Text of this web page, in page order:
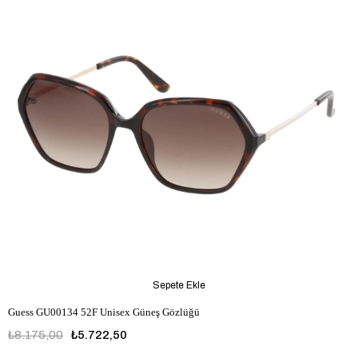
Guess GU00134 52F Unisex Güneş Gözlüğü
₺5.722,50
₺8.175,00
Sepete Ekle